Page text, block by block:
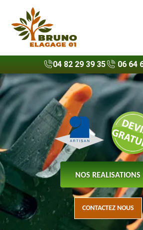
04 82 29 39 35 06 64
NOS REALISATIONS
CONTACTEZ NOUS